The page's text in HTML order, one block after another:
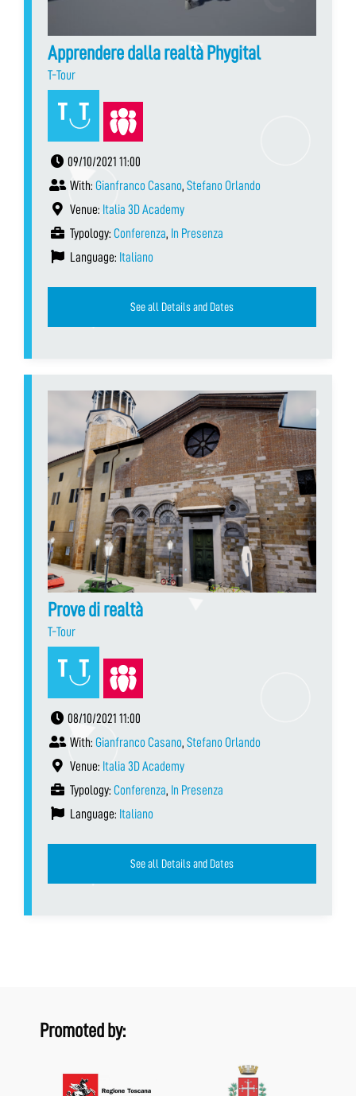
Apprendere dalla realtà Phygital
T-Tour
09/10/2021 11:00
With: Gianfranco Casano, Stefano Orlando
Venue: Italia 3D Academy
Typology: Conferenza, In Presenza
Language: Italiano
See all Details and Dates
Prove di realtà
T-Tour
08/10/2021 11:00
With: Gianfranco Casano, Stefano Orlando
Venue: Italia 3D Academy
Typology: Conferenza, In Presenza
Language: Italiano
See all Details and Dates
Promoted by: